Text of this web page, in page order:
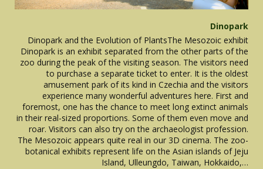
Dinopark
Dinopark and the Evolution of PlantsThe Mesozoic exhibit
Dinopark is an exhibit separated from the other parts of the
zoo during the peak of the visiting season. The visitors need
to purchase a separate ticket to enter. It is the oldest
amusement park of its kind in Czechia and the visitors
experience many wonderful adventures here. First and
foremost, one has the chance to meet long extinct animals
in their real-sized proportions. Some of them even move and
roar. Visitors can also try on the archaeologist profession.
The Mesozoic appears quite real in our 3D cinema. The zoo-
botanical exhibits represent life on the Asian islands of Jeju
Island, Ulleungdo, Taiwan, Hokkaido,…